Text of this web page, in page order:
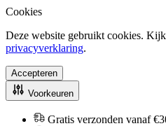
Cookies
Deze website gebruikt cookies.
privacyverklaring.
Accepteren
Voorkeuren
Gratis verzonden vanaf